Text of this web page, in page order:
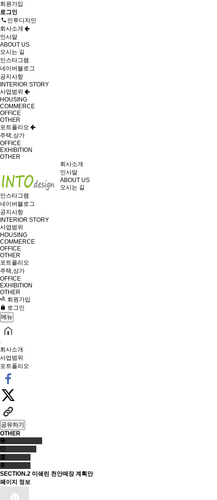
회원가입
로그인
인투디자인
회사소개
인사말
ABOUT US
오시는 길
인스타그램
네이버블로그
공지사항
INTERIOR STORY
사업범위
HOUSING
COMMERCE
OFFICE
OTHER
포트폴리오
주택,상가
OFFICE
EXHIBITION
OTHER
회사소개
인사말
ABOUT US
오시는 길
인스타그램
네이버블로그
공지사항
INTERIOR STORY
사업범위
HOUSING
COMMERCE
OFFICE
OTHER
포트폴리오
주택,상가
OFFICE
EXHIBITION
OTHER
회원가입
로그인
메뉴
회사소개
사업범위
포트폴리오
공유하기
OTHER
SECTION.2 미쉐린 천안매장 계획안
페이지 정보